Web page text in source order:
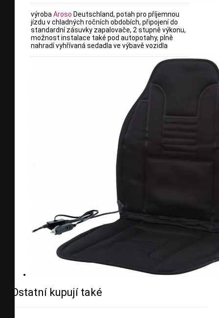
výroba Aroso Deutschland, potah pro příjemnou
jízdu v chladných ročních obdobích, připojení do
standardní zásuvky zapalovače, 2 stupně výkonu,
možnost instalace také pod autopotahy, plně
nahradí vyhřívaná sedadla ve výbavě vozidla
Ostatní kupují také